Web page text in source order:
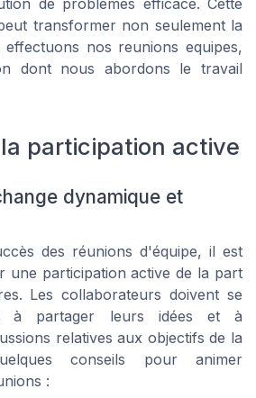
de problemes efficace. Cette
transformer non seulement la
nos reunions equipes,
dont nous abordons le travail
participation active
dynamique et
des réunions d'équipe, il est
une participation active de la part
Les collaborateurs doivent se
à partager leurs idées et à
relatives aux objectifs de la
conseils pour animer
: